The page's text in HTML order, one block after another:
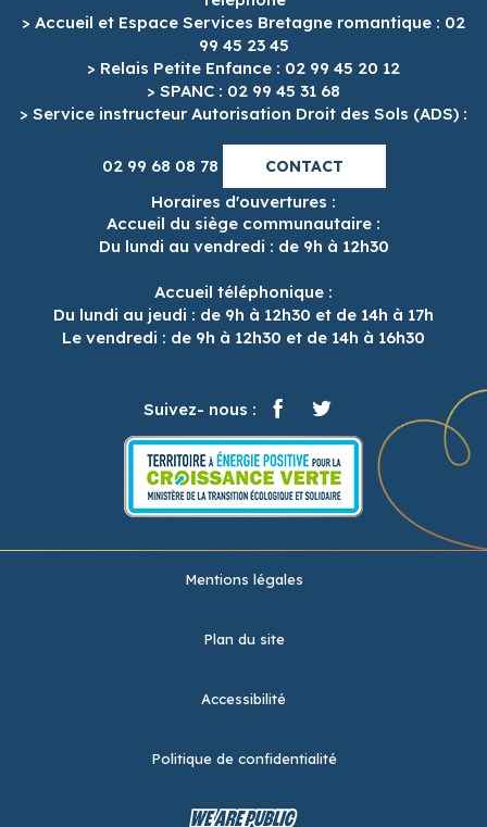
> Accueil et Espace Services Bretagne romantique : 02
99 45 23 45
> Relais Petite Enfance : 02 99 45 20 12
> SPANC : 02 99 45 31 68
> Service instructeur Autorisation Droit des Sols (ADS) :
02 99 68 08 78 CONTACT
Horaires d'ouvertures :
Accueil du siège communautaire :
Du lundi au vendredi : de 9h à 12h30
Accueil téléphonique :
Du lundi au jeudi : de 9h à 12h30 et de 14h à 17h
Le vendredi : de 9h à 12h30 et de 14h à 16h30
Suivez- nous :
Mentions légales
Plan du site
Accessibilité
Politique de confidentialité